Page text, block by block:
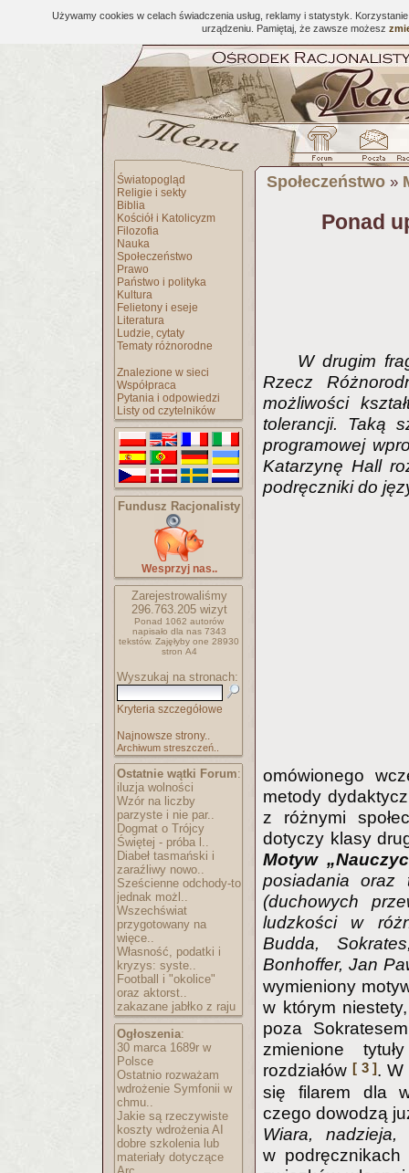
Używamy cookies w celach świadczenia usług, reklamy i statystyk.
urządzeniu. Pamiętaj, że zawsze możesz
Światopogląd
Religie i sekty
Biblia
Kościół i Katolicyzm
Filozofia
Nauka
Społeczeństwo
Prawo
Państwo i polityka
Kultura
Felietony i eseje
Literatura
Ludzie, cytaty
Tematy różnorodne
Znalezione w sieci
Współpraca
Pytania i odpowiedzi
Listy od czytelników
Fundusz Racjonalisty
Wesprzyj nas..
Zarejestrowaliśmy
296.763.205wizyt
Ponad 1062 autorów
napisało dla nas 7343
tekstów. Zajęłyby one 28930
stron A4
Wyszukaj na stronach:
Kryteria szczegółowe
Najnowsze strony..
Archiwum streszczeń..
Ostatnie wątki Forum:
iluzja wolności
Wzór na liczby
parzyste i nie par..
Dogmat o Trójcy
Świętej - próba l..
Diabeł tasmański i
zaraźliwy nowo..
Sześcienne odchody-to
jednak możl..
Wszechświat
przygotowany na
więce..
Własność, podatki i
kryzys: syste..
Football i "okolice"
oraz aktorst..
zakazane jabłko z raju
Ogłoszenia:
30 marca 1689r w
Polsce
Ostatnio rozważam
wdrożenie Symfonii w
chmu..
Jakie są rzeczywiste
koszty wdrożenia AI
dobre szkolenia lub
materiały dotyczące
Społeczeństwo »
Ponad
W drugim
Rzecz
możliwości
tolerancji. Taką
programowej
Katarzynę Hall
podręczniki do
omówionego
metody
z różnymi
dotyczy klasy
Motyw
posiadania oraz
(duchowych
ludzkości w
Budda,
Bonhoffer, Jan
wymieniony
w którym
poza
zmienione
rozdziałów [ 3 ]. W
się filarem dla
czego dowodzą
Wiara,
w podręcznikach